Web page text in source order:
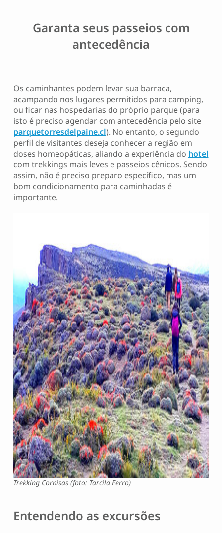
Garanta seus passeios com
antecedência
Os caminhantes podem levar sua barraca,
acampando nos lugares permitidos para camping,
ou ficar nas hospedarias do próprio parque (para
isto é preciso agendar com antecedência pelo site
parquetorresdelpaine.cl). No entanto, o segundo
perfil de visitantes deseja conhecer a região em
doses homeopáticas, aliando a experiência do hotel
com trekkings mais leves e passeios cênicos. Sendo
assim, não é preciso preparo específico, mas um
bom condicionamento para caminhadas é
importante.
Trekking Cornisas (foto: Tarcila Ferro)
Entendendo as excursões